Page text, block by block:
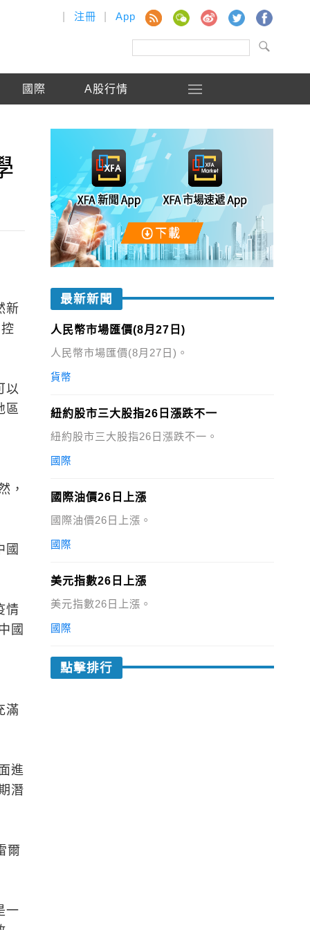
注冊 App
國際 A股行情
新
以
區
，
國
情
國
滿
進
潛
爾
一
最新新聞
人民幣市場匯價(8月27日)
人民幣市場匯價(8月27日)。
貨幣
紐約股市三大股指26日漲跌不一
紐約股市三大股指26日漲跌不一。
國際
國際油價26日上漲
國際油價26日上漲。
國際
美元指數26日上漲
美元指數26日上漲。
國際
點擊排行